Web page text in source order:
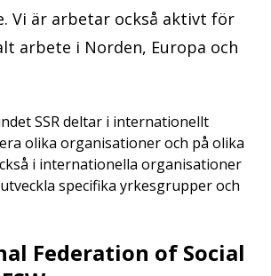
Vi är arbetar också aktivt för
arbete i Norden, Europa och
SSR deltar i internationellt
olika organisationer och på olika
i internationella organisationer
specifika yrkesgrupper och
Federation of Social